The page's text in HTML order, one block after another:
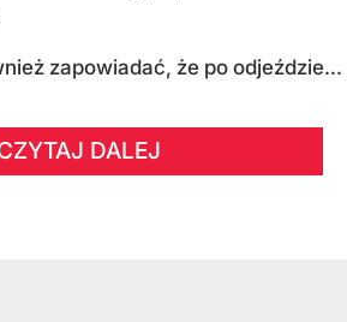
zapowiadać, że po odjeździe...
DALEJ